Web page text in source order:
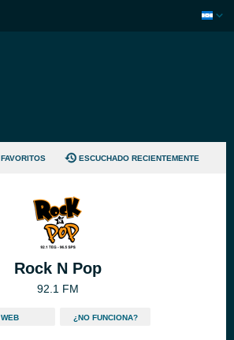
FAVORITOS ESCUCHADO RECIENTEMENTE
Rock N Pop
92.1 FM
WEB ¿NO FUNCIONA?